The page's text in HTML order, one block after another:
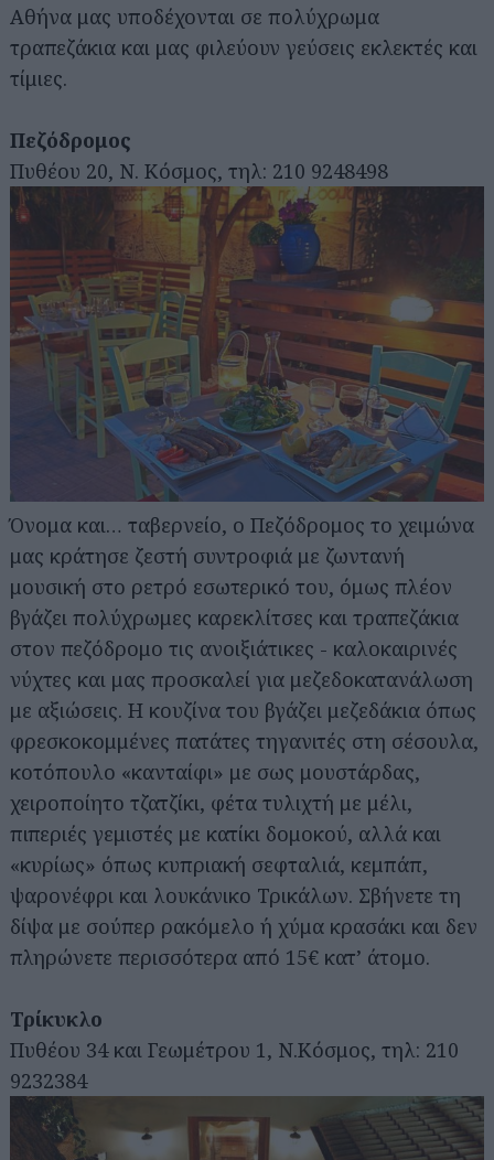
Αθήνα μας υποδέχονται σε πολύχρωμα
τραπεζάκια και μας φιλεύουν γεύσεις εκλεκτές και
τίμιες.
Πεζόδρομος
Πυθέου 20, Ν. Κόσμος, τηλ: 210 9248498
Όνομα και… ταβερνείο, ο Πεζόδρομος το χειμώνα
μας κράτησε ζεστή συντροφιά με ζωντανή
μουσική στο ρετρό εσωτερικό του, όμως πλέον
βγάζει πολύχρωμες καρεκλίτσες και τραπεζάκια
στον πεζόδρομο τις ανοιξιάτικες - καλοκαιρινές
νύχτες και μας προσκαλεί για μεζεδοκατανάλωση
με αξιώσεις. Η κουζίνα του βγάζει μεζεδάκια όπως
φρεσκοκομμένες πατάτες τηγανιτές στη σέσουλα,
κοτόπουλο «κανταίφι» με σως μουστάρδας,
χειροποίητο τζατζίκι, φέτα τυλιχτή με μέλι,
πιπεριές γεμιστές με κατίκι δομοκού, αλλά και
«κυρίως» όπως κυπριακή σεφταλιά, κεμπάπ,
ψαρονέφρι και λουκάνικο Τρικάλων. Σβήνετε τη
δίψα με σούπερ ρακόμελο ή χύμα κρασάκι και δεν
πληρώνετε περισσότερα από 15€ κατ’ άτομο.
Τρίκυκλο
Πυθέου 34 και Γεωμέτρου 1, Ν.Κόσμος, τηλ: 210
9232384